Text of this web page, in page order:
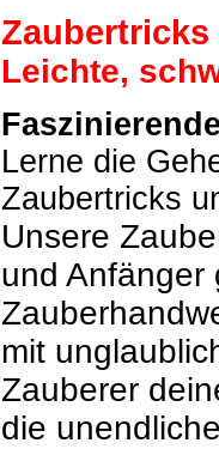
Leichte,
Lerne die
Zaubertricks
Unsere
und Anfänger
mit
Zauberer
die